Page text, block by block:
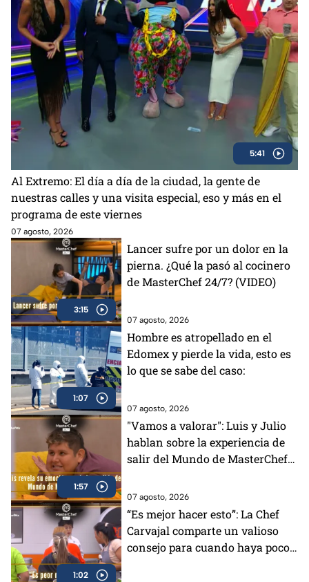
5:41
Al Extremo: El día a día de la ciudad, la gente de
nuestras calles y una visita especial, eso y más en el
programa de este viernes
07 agosto, 2026
3:15
Lancer sufre por un dolor en la
pierna. ¿Qué la pasó al cocinero
de MasterChef 24/7? (VIDEO)
07 agosto, 2026
1:07
Hombre es atropellado en el
Edomex y pierde la vida, esto es
lo que se sabe del caso:
07 agosto, 2026
1:57
"Vamos a valorar": Luis y Julio
hablan sobre la experiencia de
salir del Mundo de MasterChef
07 agosto, 2026
1:02
“Es mejor hacer esto”: La Chef
Carvajal comparte un valioso
consejo para cuando haya poco